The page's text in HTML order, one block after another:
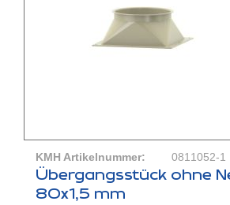
KMH Artikelnummer: 0811052-1
Übergangsstück ohne
80x1,5 mm